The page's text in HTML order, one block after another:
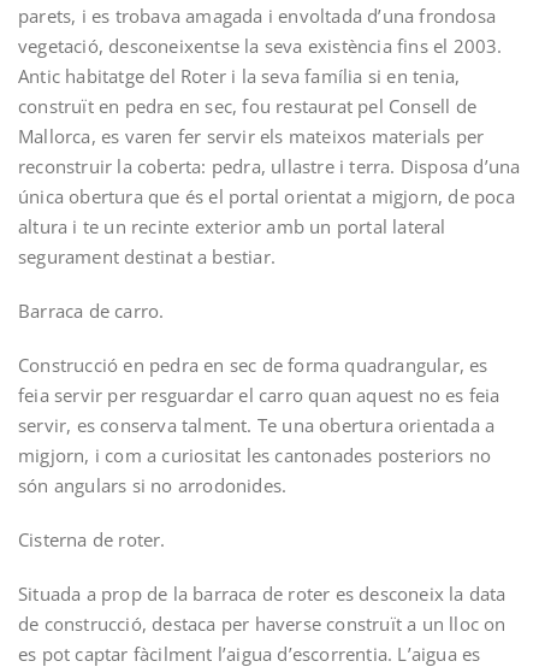
parets, i es trobava amagada i envoltada d’una frondosa
vegetació, desconeixent­se la seva existència fins el 2003.
Antic habitatge del Roter i la seva família ­si en tenia­,
construït en pedra en sec, fou restaurat pel Consell de
Mallorca, es varen fer servir els mateixos materials per
reconstruir la coberta: pedra, ullastre i terra. Disposa d’una
única obertura que és el portal orientat a migjorn, de poca
altura i te un recinte exterior amb un portal lateral
segurament destinat a bestiar.
Barraca de carro.­
Construcció en pedra en sec de forma quadrangular, es
feia servir per resguardar el carro quan aquest no es feia
servir, es conserva talment. Te una obertura orientada a
migjorn, i com a curiositat les cantonades posteriors no
són angulars si no arrodonides.
Cisterna de roter.­
Situada a prop de la barraca de roter es desconeix la data
de construcció, destaca per haver­se construït a un lloc on
es pot captar fàcilment l’aigua d’escorrentia. L’aigua es